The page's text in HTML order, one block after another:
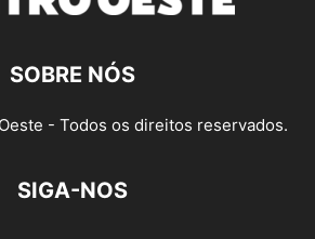
SOBRE NÓS
- Todos os direitos reservados.
SIGA-NOS